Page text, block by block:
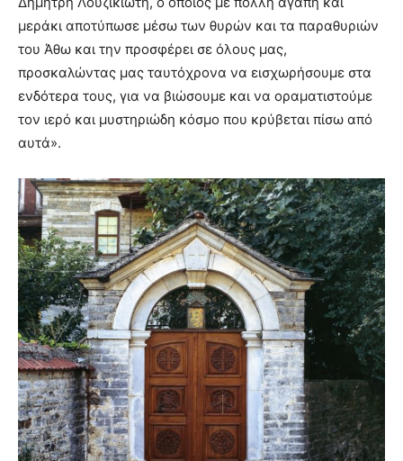
μεράκι αποτύπωσε μέσω των θυρών και τα παραθυριών
του Άθω και την προσφέρει σε όλους μας,
προσκαλώντας μας ταυτόχρονα να εισχωρήσουμε στα
ενδότερα τους, για να βιώσουμε και να οραματιστούμε
τον ιερό και μυστηριώδη κόσμο που κρύβεται πίσω από
αυτά».